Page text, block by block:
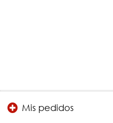
Mis pedidos